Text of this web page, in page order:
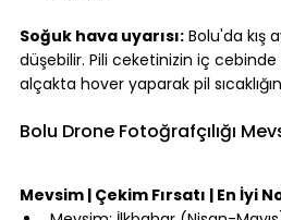
Soğuk hava uyarısı: Bolu'da kış
düşebilir. Pili ceketinizin iç cebinde
alçakta hover yaparak pil
Bolu Drone Fotoğrafçılığı
Mevsim | Çekim Fırsatı | En İyi